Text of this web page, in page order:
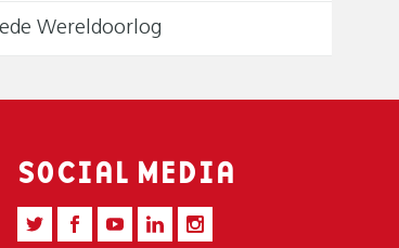
Wereldoorlog
SOCIAL MEDIA